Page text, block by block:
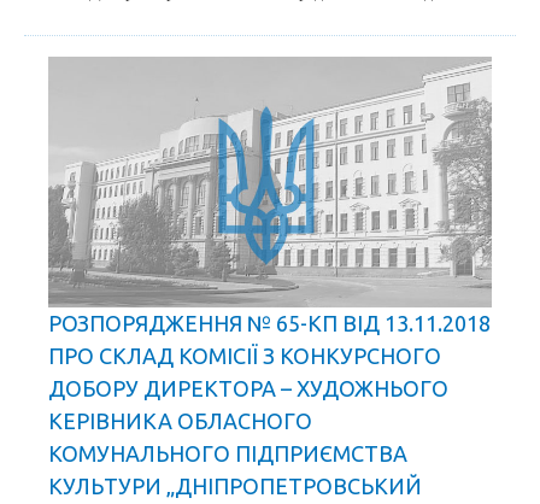
РОЗПОРЯДЖЕННЯ № 65-КП ВІД 13.11.2018
ПРО СКЛАД КОМІСІЇ З КОНКУРСНОГО
ДОБОРУ ДИРЕКТОРА – ХУДОЖНЬОГО
КЕРІВНИКА ОБЛАСНОГО
КОМУНАЛЬНОГО ПІДПРИЄМСТВА
КУЛЬТУРИ „ДНІПРОПЕТРОВСЬКИЙ